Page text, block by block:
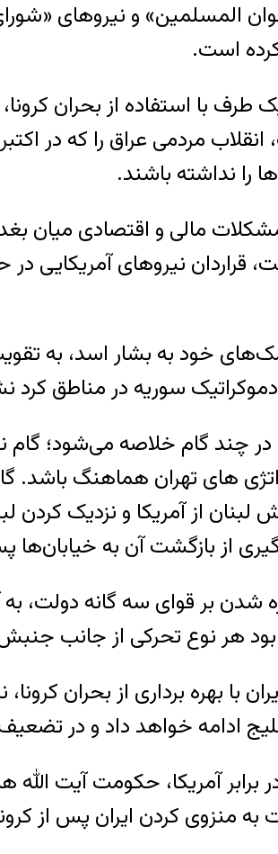
المسلمین» و نیروهای
است.
یک طرف با استفاده از بحران
مردمی عراق را که در
را نداشته باشند.
مالی و اقتصادی میان
نیروهای آمریکایی در
کمک‌های خود به بشار اسد، به
سوریه در مناطق
در چند گام خلاصه می‌شود؛
های تهران هماهنگ باشد.
لبنان از آمریکا و نزدیک
از بازگشت آن به خیابان‌ها
بر قوای سه گانه دولت، به
هر نوع تحرکی از جانب
با بهره برداری از بحران
خواهد داد و در تضعیف
آمریکا، حکومت آیت الله
به منزوی کردن ایران پس از